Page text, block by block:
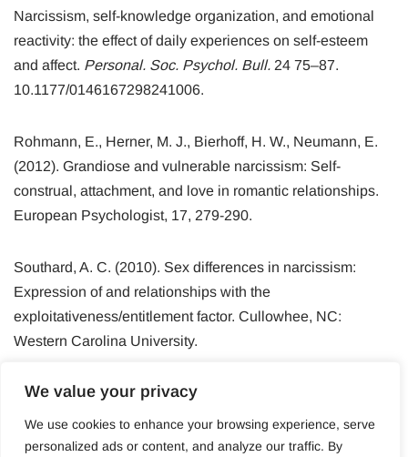
We value your privacy
We use cookies to enhance your browsing experience, serve
personalized ads or content, and analyze our traffic. By
Narcissism, self-knowledge organization, and emotional
reactivity: the effect of daily experiences on self-esteem
and affect. Personal. Soc. Psychol. Bull. 24 75–87.
10.1177/0146167298241006.
Rohmann, E., Herner, M. J., Bierhoff, H. W., Neumann, E.
(2012). Grandiose and vulnerable narcissism: Self-
construal, attachment, and love in romantic relationships.
European Psychologist, 17, 279-290.
Southard, A. C. (2010). Sex differences in narcissism:
Expression of and relationships with the
exploitativeness/entitlement factor. Cullowhee, NC:
Western Carolina University.